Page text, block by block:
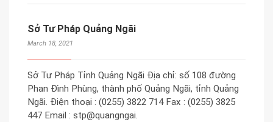
Sở Tư Pháp Quảng Ngãi
March 18, 2021
Sở Tư Pháp Tỉnh Quảng Ngãi Địa chỉ: số 108 đường
Phan Đình Phùng, thành phố Quảng Ngãi, tỉnh Quảng
Ngãi. Điện thoại : (0255) 3822 714 Fax : (0255) 3825
447 Email : stp@quangngai.